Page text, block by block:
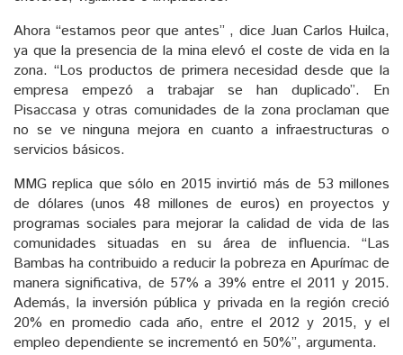
Ahora “estamos peor que antes” , dice Juan Carlos Huilca,
ya que la presencia de la mina elevó el coste de vida en la
zona. “Los productos de primera necesidad desde que la
empresa empezó a trabajar se han duplicado”. En
Pisaccasa y otras comunidades de la zona proclaman que
no se ve ninguna mejora en cuanto a infraestructuras o
servicios básicos.
MMG replica que sólo en 2015 invirtió más de 53 millones
de dólares (unos 48 millones de euros) en proyectos y
programas sociales para mejorar la calidad de vida de las
comunidades situadas en su área de influencia. “Las
Bambas ha contribuido a reducir la pobreza en Apurímac de
manera significativa, de 57% a 39% entre el 2011 y 2015.
Además, la inversión pública y privada en la región creció
20% en promedio cada año, entre el 2012 y 2015, y el
empleo dependiente se incrementó en 50%”, argumenta.